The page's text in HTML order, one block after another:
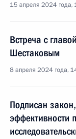
15 апреля 2024 года,
Встреча с
Шестаковым
8 апреля 2024 года,
Подписан
эффективности